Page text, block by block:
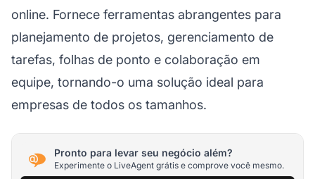
online. Fornece ferramentas abrangentes para
planejamento de projetos, gerenciamento de
tarefas, folhas de ponto e colaboração em
equipe, tornando-o uma solução ideal para
empresas de todos os tamanhos.
Pronto para levar seu negócio além?
Experimente o LiveAgent grátis e comprove você mesmo.